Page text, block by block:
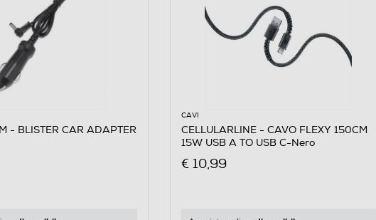
- BLISTER CAR ADAPTER
CAVI
CELLULARLINE - CAVO FLEXY 150CM
15W USB A TO USB C-Nero
€ 10,99